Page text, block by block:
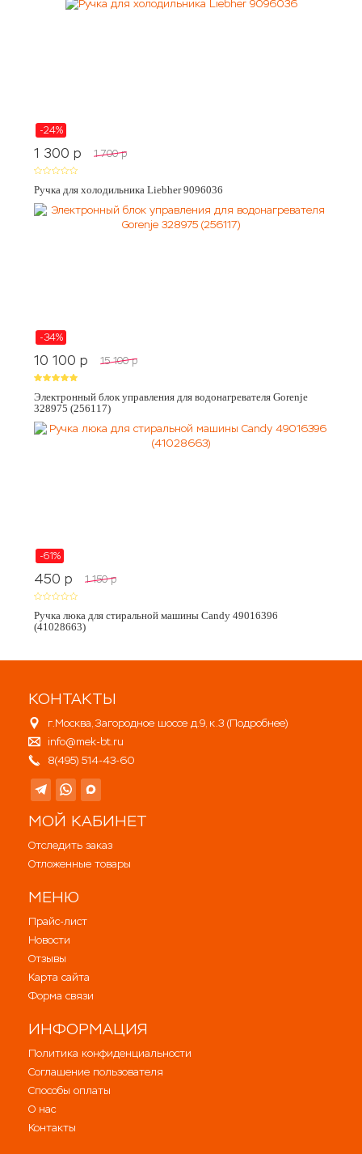
-24%
1 300 p 1 700 p
Ручка для холодильника Liebher 9096036
-34%
10 100 p 15 100 p
Электронный блок управления для водонагревателя Gorenje
328975 (256117)
-61%
450 p 1 150 p
Ручка люка для стиральной машины Candy 49016396
(41028663)
КОНТАКТЫ
г.Москва, Загородное шоссе д.9, к.3 (Подробнее)
info@mek-bt.ru
8(495) 514-43-60
МОЙ КАБИНЕТ
Отследить заказ
Отложенные товары
МЕНЮ
Прайс-лист
Новости
Отзывы
Карта сайта
Форма связи
ИНФОРМАЦИЯ
Политика конфиденциальности
Соглашение пользователя
Способы оплаты
О нас
Контакты